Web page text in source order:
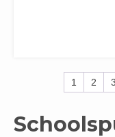
1 2 3